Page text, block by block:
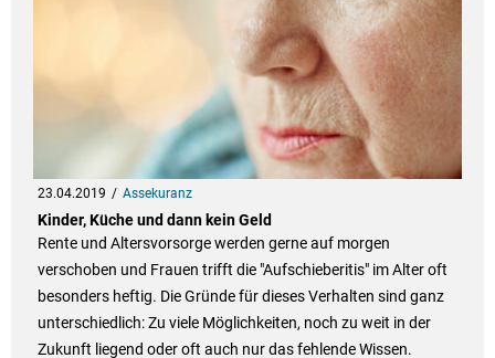
23.04.2019 Assekuranz
Kinder, Küche und dann kein Geld
Rente und Altersvorsorge werden gerne auf morgen
verschoben und Frauen trifft die "Aufschieberitis" im Alter oft
besonders heftig. Die Gründe für dieses Verhalten sind ganz
unterschiedlich: Zu viele Möglichkeiten, noch zu weit in der
Zukunft liegend oder oft auch nur das fehlende Wissen.